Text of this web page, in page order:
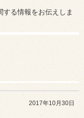
する情報をお伝えしま
2017年10月30日